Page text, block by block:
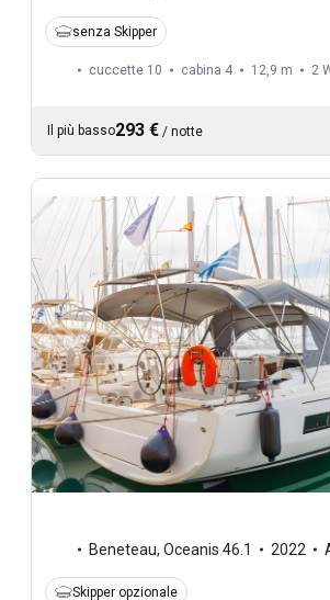
senza Skipper
cuccette 10 cabina 4 12,9 m 2
Il più basso293 € / notte
Beneteau, Oceanis 46.1 2022
Skipper opzionale